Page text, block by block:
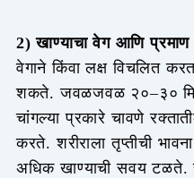
2) खाण्याचा वेग आणि प्रमाण
वेगाने किंवा लक्ष विचलित
शकते. जवळजवळ २०–३०
चांगल्या प्रकारे चावणे
करते. शरीराला तृप्तीची
अधिक खाण्याची सवय टळते.